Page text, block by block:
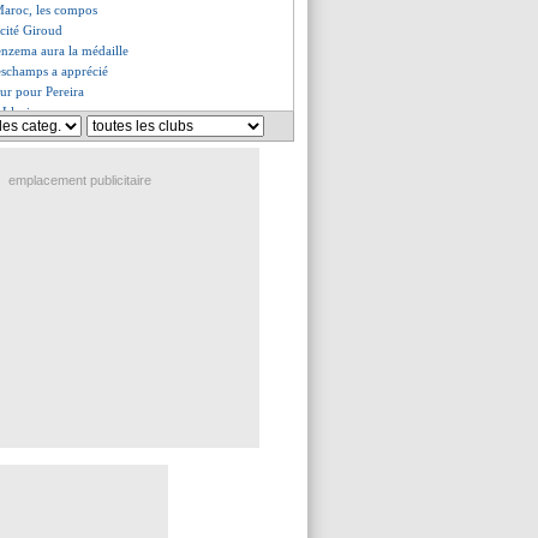
les compos
Giroud
aura la médaille
a apprécié
pour Pereira
Lloris
rassure
pessimisme pour l'Allemagne
emplacement publicitaire